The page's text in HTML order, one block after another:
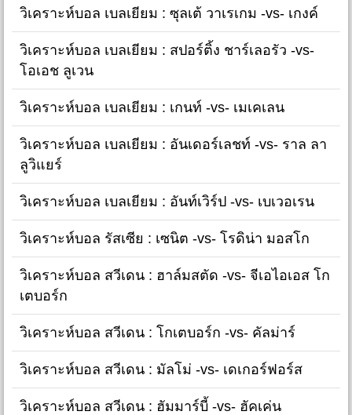
วิเคราะห์บอล เบลเยียม : ซุลเต้ วาเรเกม -vs- เกงค์
วิเคราะห์บอล เบลเยียม : สปอร์ติ้ง ชาร์เลอรัว -vs-
โอเอช ลูเวน
วิเคราะห์บอล เบลเยียม : เกนท์ -vs- เมเคเลน
วิเคราะห์บอล เบลเยียม : อันเดอร์เลชท์ -vs- ราล ลา
ลูวิแยร์
วิเคราะห์บอล เบลเยียม : อันท์เวิร์ป -vs- เบเวอเรน
วิเคราะห์บอล รัสเซีย : เซนิต -vs- โรดิน่า มอสโก
วิเคราะห์บอล สวีเดน : ฮาล์มสตัด -vs- จีเอไอเอส โก
เตบอร์ก
วิเคราะห์บอล สวีเดน : โกเตบอร์ก -vs- คัลม่าร์
วิเคราะห์บอล สวีเดน : มัลโม่ -vs- เดเกอร์ฟอร์ส
วิเคราะห์บอล สวีเดน : ฮัมมาร์บี้ -vs- ฮัคเค่น